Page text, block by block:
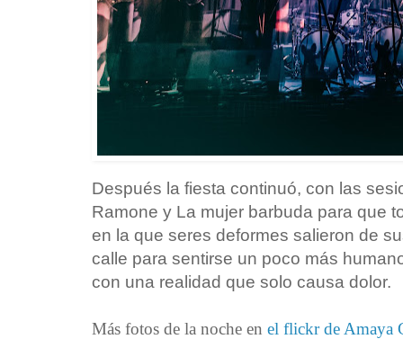
Después la fiesta continuó, con las
Ramone y La mujer barbuda para que
en la que seres deformes salieron de
calle para sentirse un poco más
con una realidad que solo causa dolor.
Más fotos de la noche en el flickr de Amaya